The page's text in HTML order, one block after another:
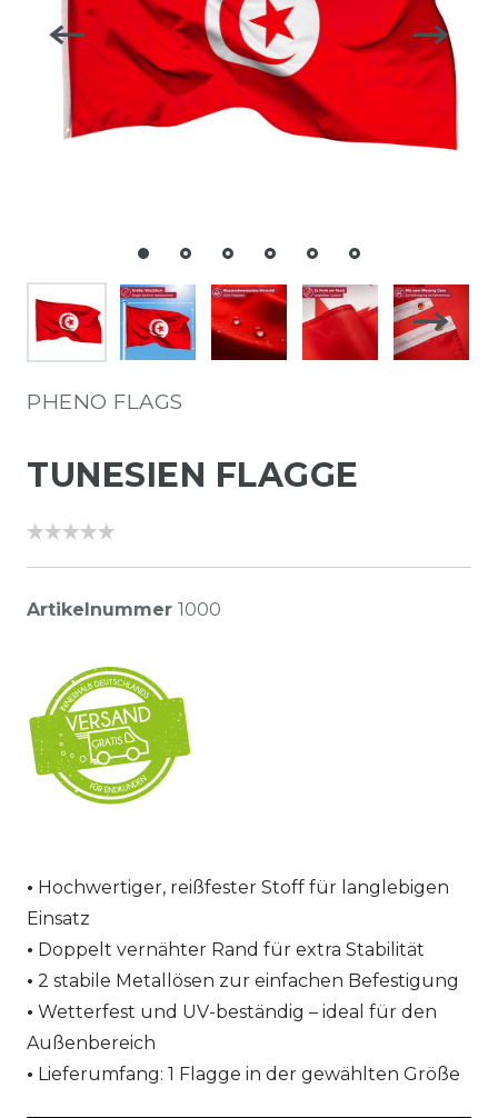
PHENO FLAGS
TUNESIEN FLAGGE
Artikelnummer 1000
Hochwertiger, reißfester Stoff für langlebigen
Einsatz
Doppelt vernähter Rand für extra Stabilität
2 stabile Metallösen zur einfachen Befestigung
Wetterfest und UV-beständig – ideal für den
Außenbereich
Lieferumfang: 1 Flagge in der gewählten Größe